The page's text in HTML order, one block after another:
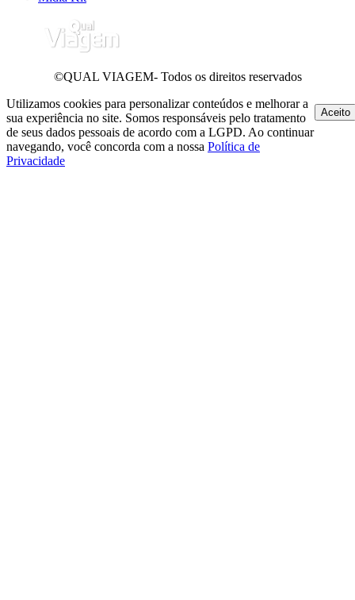
©QUAL VIAGEM- Todos os direitos reservados
Utilizamos cookies para personalizar conteúdos e melhorar a
sua experiência no site. Somos responsáveis pelo tratamento
de seus dados pessoais de acordo com a LGPD. Ao continuar
navegando, você concorda com a nossa Política de
Privacidade
Aceito